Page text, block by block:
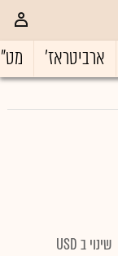
ארביטראז'
שינוי ב USD